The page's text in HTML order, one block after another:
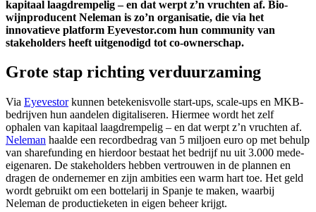
kapitaal laagdrempelig – en dat werpt z’n vruchten af. Bio-
wijnproducent Neleman is zo’n organisatie, die via het
innovatieve platform Eyevestor.com hun community van
stakeholders heeft uitgenodigd tot co-ownerschap.
Grote stap richting verduurzaming
Via Eyevestorkunnen betekenisvolle start-ups, scale-ups en MKB-
bedrijven hun aandelen digitaliseren. Hiermee wordt het zelf
ophalen van kapitaal laagdrempelig – en dat werpt z’n vruchten af.
Neleman haalde een recordbedrag van 5 miljoen euro op met behulp
van sharefunding en hierdoor bestaat het bedrijf nu uit 3.000 mede-
eigenaren. De stakeholders hebben vertrouwen in de plannen en
dragen de ondernemer en zijn ambities een warm hart toe. Het geld
wordt gebruikt om een bottelarij in Spanje te maken, waarbij
Neleman de productieketen in eigen beheer krijgt.